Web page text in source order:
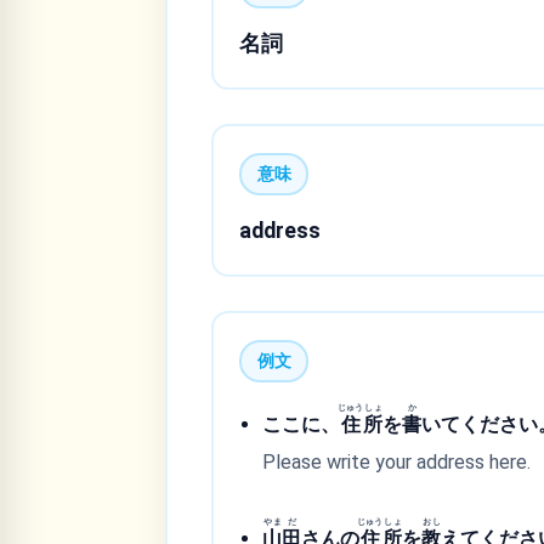
名詞
意味
address
例文
ここに、 住
じゅう
所
しょ
を書
か
いてください
Please write your address here.
山
やま
田
だ
さんの住
じゅう
所
しょ
を教
おし
えてくださ